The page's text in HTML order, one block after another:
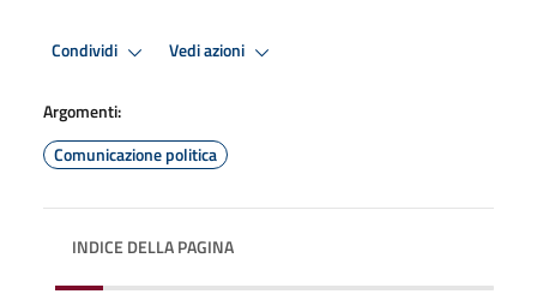
Condividi Vedi azioni
Argomenti:
Comunicazione politica
INDICE DELLA PAGINA